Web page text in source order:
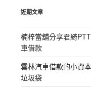
字:
近期文章
楠梓當舖分享君綺
車借款
雲林汽車借款的小資
垃圾袋